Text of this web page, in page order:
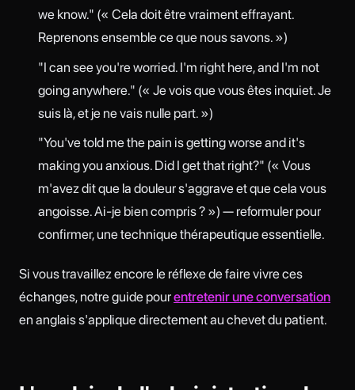
we know." (« Cela doit être vraiment effrayant.
Reprenons ensemble ce que nous savons. »)
"I can see you're worried. I'm right here, and I'm not
going anywhere." (« Je vois que vous êtes inquiet. Je
suis là, et je ne vais nulle part. »)
"You've told me the pain is getting worse and it's
making you anxious. Did I get that right?" (« Vous
m'avez dit que la douleur s'aggrave et que cela vous
angoisse. Ai-je bien compris ? ») — reformuler pour
confirmer, une technique thérapeutique essentielle.
Si vous travaillez encore le réflexe de faire vivre ces
échanges, notre guide pourentretenir une conversation
en anglais s'applique directement au chevet du patient.